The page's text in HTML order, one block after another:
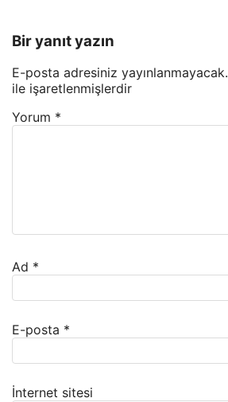
Bir yanıt yazın
E-posta adresiniz yayınlanmayacak.
ile işaretlenmişlerdir
Yorum *
Ad *
E-posta *
İnternet sitesi